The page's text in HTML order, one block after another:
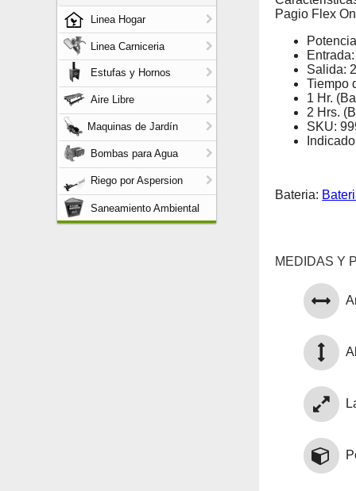
Linea Hogar
Linea Carniceria
Estufas y Hornos
Aire Libre
Maquinas de Jardín
Bombas para Agua
Riego por Aspersion
Saneamiento Ambiental
Pagio Flex
Salida:
Tiempo
1 Hr.
2 Hrs.
SKU:
Bateria:
MEDIDAS Y